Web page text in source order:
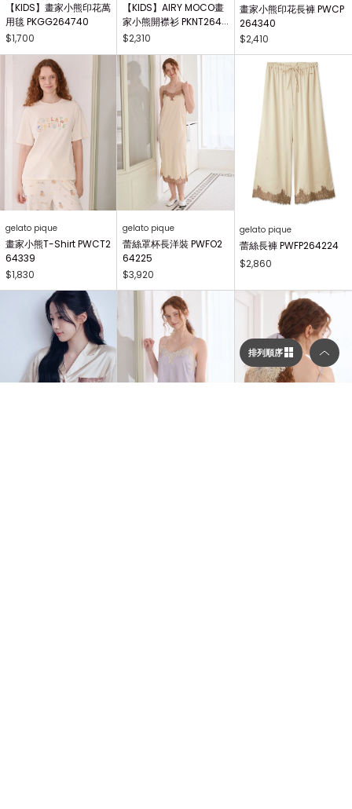
【KIDS】畫家小熊印花萬
用毯 PKGG264740
$1,700
【KIDS】AIRY MOCO畫
家小熊開襟衫 PKNT2644
63
$2,310
畫家小熊印花長褲 PWCP
264340
$2,410
gelato pique
畫家小熊T-Shirt PWCT2
64339
$1,830
gelato pique
蕾絲罩杯長洋裝 PWFO2
64225
$3,920
gelato pique
蕾絲長褲 PWFP264224
$2,860
排列順序